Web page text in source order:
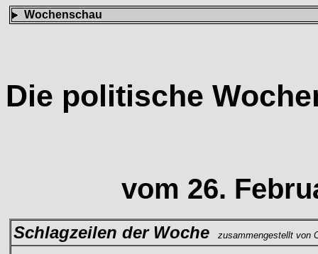
Wochenschau
Die politische
vom 26.
Schlagzeilen der Woche zusammengestellt von